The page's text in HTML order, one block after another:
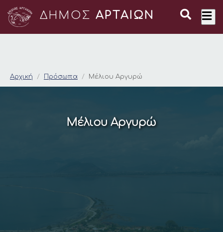
ΔΗΜΟΣ ΑΡΤΑΙΩΝ
Μέλιου Αργυρώ
Αρχική Πρόσωπα Μέλιου Αργυρώ
Μέλιου Αργυρώ